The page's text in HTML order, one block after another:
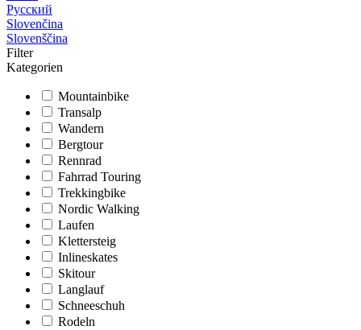
Русский
Slovenčina
Slovenščina
Filter
Kategorien
Mountainbike
Transalp
Wandern
Bergtour
Rennrad
Fahrrad Touring
Trekkingbike
Nordic Walking
Laufen
Klettersteig
Inlineskates
Skitour
Langlauf
Schneeschuh
Rodeln